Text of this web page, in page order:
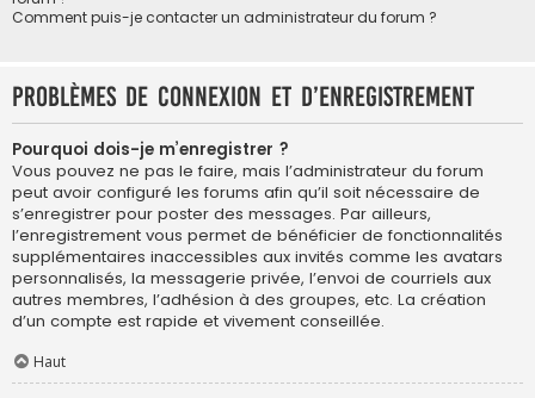
Comment puis-je contacter un administrateur du forum ?
Problèmes de connexion et d’enregistrement
Pourquoi dois-je m’enregistrer ?
Vous pouvez ne pas le faire, mais l’administrateur du forum
peut avoir configuré les forums afin qu’il soit nécessaire de
s’enregistrer pour poster des messages. Par ailleurs,
l’enregistrement vous permet de bénéficier de fonctionnalités
supplémentaires inaccessibles aux invités comme les avatars
personnalisés, la messagerie privée, l’envoi de courriels aux
autres membres, l’adhésion à des groupes, etc. La création
d’un compte est rapide et vivement conseillée.
Haut